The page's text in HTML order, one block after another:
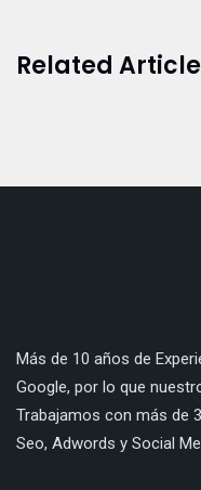
Related
Más de 10 años de
Google, por lo que
Trabajamos con más de
Seo, Adwords y Social